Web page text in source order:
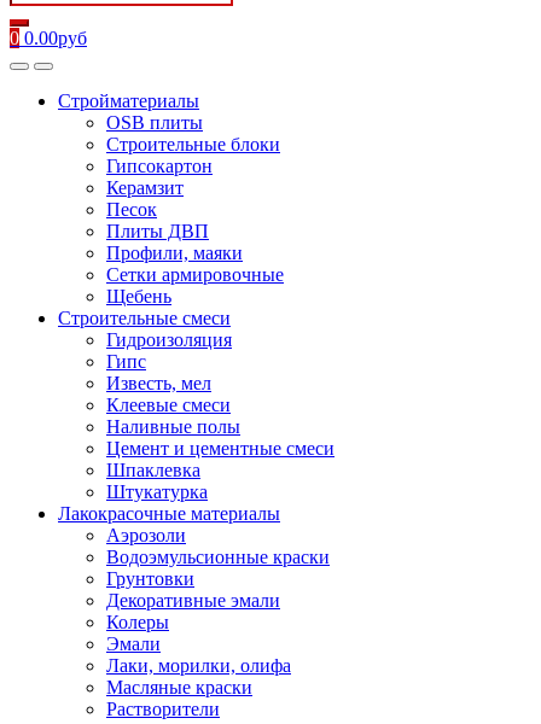
0 0.00руб
Стройматериалы
OSB плиты
Строительные блоки
Гипсокартон
Керамзит
Песок
Плиты ДВП
Профили, маяки
Сетки армировочные
Щебень
Строительные смеси
Гидроизоляция
Гипс
Известь, мел
Клеевые смеси
Наливные полы
Цемент и цементные смеси
Шпаклевка
Штукатурка
Лакокрасочные материалы
Аэрозоли
Водоэмульсионные краски
Грунтовки
Декоративные эмали
Колеры
Эмали
Лаки, морилки, олифа
Масляные краски
Растворители